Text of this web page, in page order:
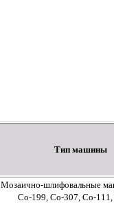
Тип машины
Мозаично-шлифовальные
Co-199, Co-307, Co-